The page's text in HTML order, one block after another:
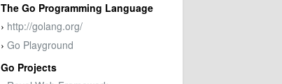
The Go Programming Language
› http://golang.org/
› Go Playground
Go Projects